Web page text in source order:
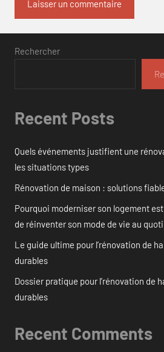
Rechercher
Recent Posts
Quels événements justifient une
les situations types
Rénovation de maison : solutions
Pourquoi moderniser son logement
de réinventer son mode de vie au
Le guide ultime pour l’rénovation de
durables
Dossier pratique pour l’rénovation de
durables
Recent Comments